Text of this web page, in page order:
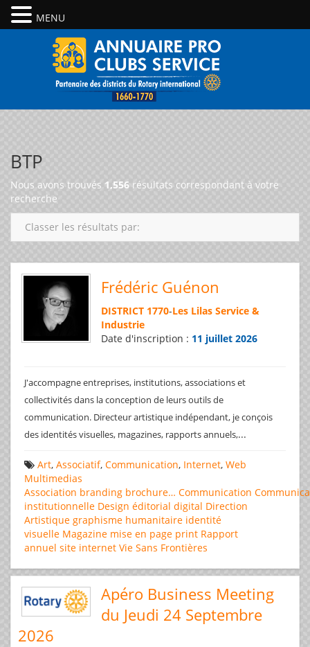
BTP
Nous avons trouvés 1,556 résultats correspondant à votre
recherche
Classer les résultats par:
Frédéric Guénon
DISTRICT 1770-Les Lilas Service &
Industrie
Date d'inscription : 11 juillet 2026
J'accompagne entreprises, institutions, associations et
collectivités dans la conception de leurs outils de
communication. Directeur artistique indépendant, je conçois
des identités visuelles, magazines, rapports annuels,...
Art, Associatif, Communication, Internet, Web
Multimedias
Association branding brochure… Communication
institutionnelle Design éditorial digital Direction
Artistique graphisme humanitaire identité
visuelle Magazine mise en page print Rapport
annuel site internet Vie Sans Frontières
Apéro Business Meeting
du Jeudi 24 Septembre
2026
MENU